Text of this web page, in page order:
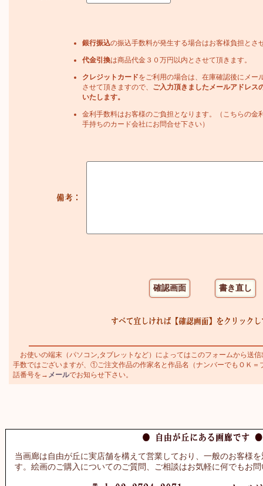
銀行振込の振込手数料が発生する場合はお客様負担とさ
代金引換は商品代金３０万円以内とさせて頂きます。
クレジットカードをご利用の場合は、在庫確認後にメー
させて頂きますので、
ご入力頂きましたメールアドレス
いたします。
金利手数料はお客様のご負担となります。（こちらの金
手持ちのカード会社にお問合せ下さい）
お使いの端末（パソコン,タブレットなど）によってはこのフォームから送
手数ではございますが、①ご注文作品の作家名と作品名（ナンバーでもＯＫ
話番号を→ メールでお知らせ下さい。
当画廊は自由が丘に実店舗を構えて営業しており、一般のお客様
す。絵画のご購入についてのご質問、ご相談はお気軽に何でもお